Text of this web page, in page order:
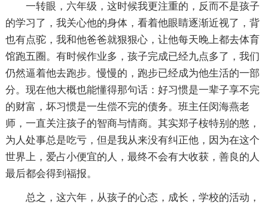
一转眼，六年级，这时候我更注重的，反而不是孩子
的学习了，我关心他的身体，看着他眼睛逐渐近视了，背
也有点驼，我和他爸爸就狠狠心，让他每天晚上都去体育
馆跑五圈。有时候作业多，孩子完成已经九点多了，我们
仍然逼着他去跑步。慢慢的，跑步已经成为他生活的一部
分。现在他大概也能懂得那句话：好习惯是一辈子享不完
的财富，坏习惯是一生偿不完的债务。班主任闵海燕老
师，一直关注孩子的智商与情商。其实郑子桉特别的憨，
为人处事总是吃亏，但是我从来没有纠正他，因为在这个
世界上，爱占小便宜的人，最终不会有大收获，善良的人
最后都会得到福报。
总之，这六年，从孩子的心态，成长，学校的活动，